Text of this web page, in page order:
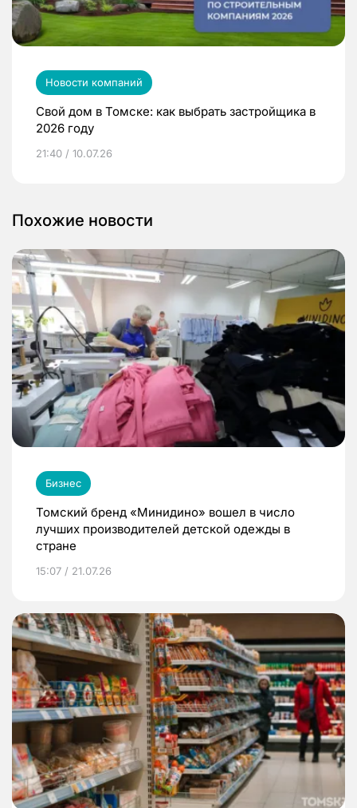
Новости компаний
Свой дом в Томске: как выбрать застройщика в
2026 году
21:40 / 10.07.26
Похожие новости
Бизнес
Томский бренд «Минидино» вошел в число
лучших производителей детской одежды в
стране
15:07 / 21.07.26